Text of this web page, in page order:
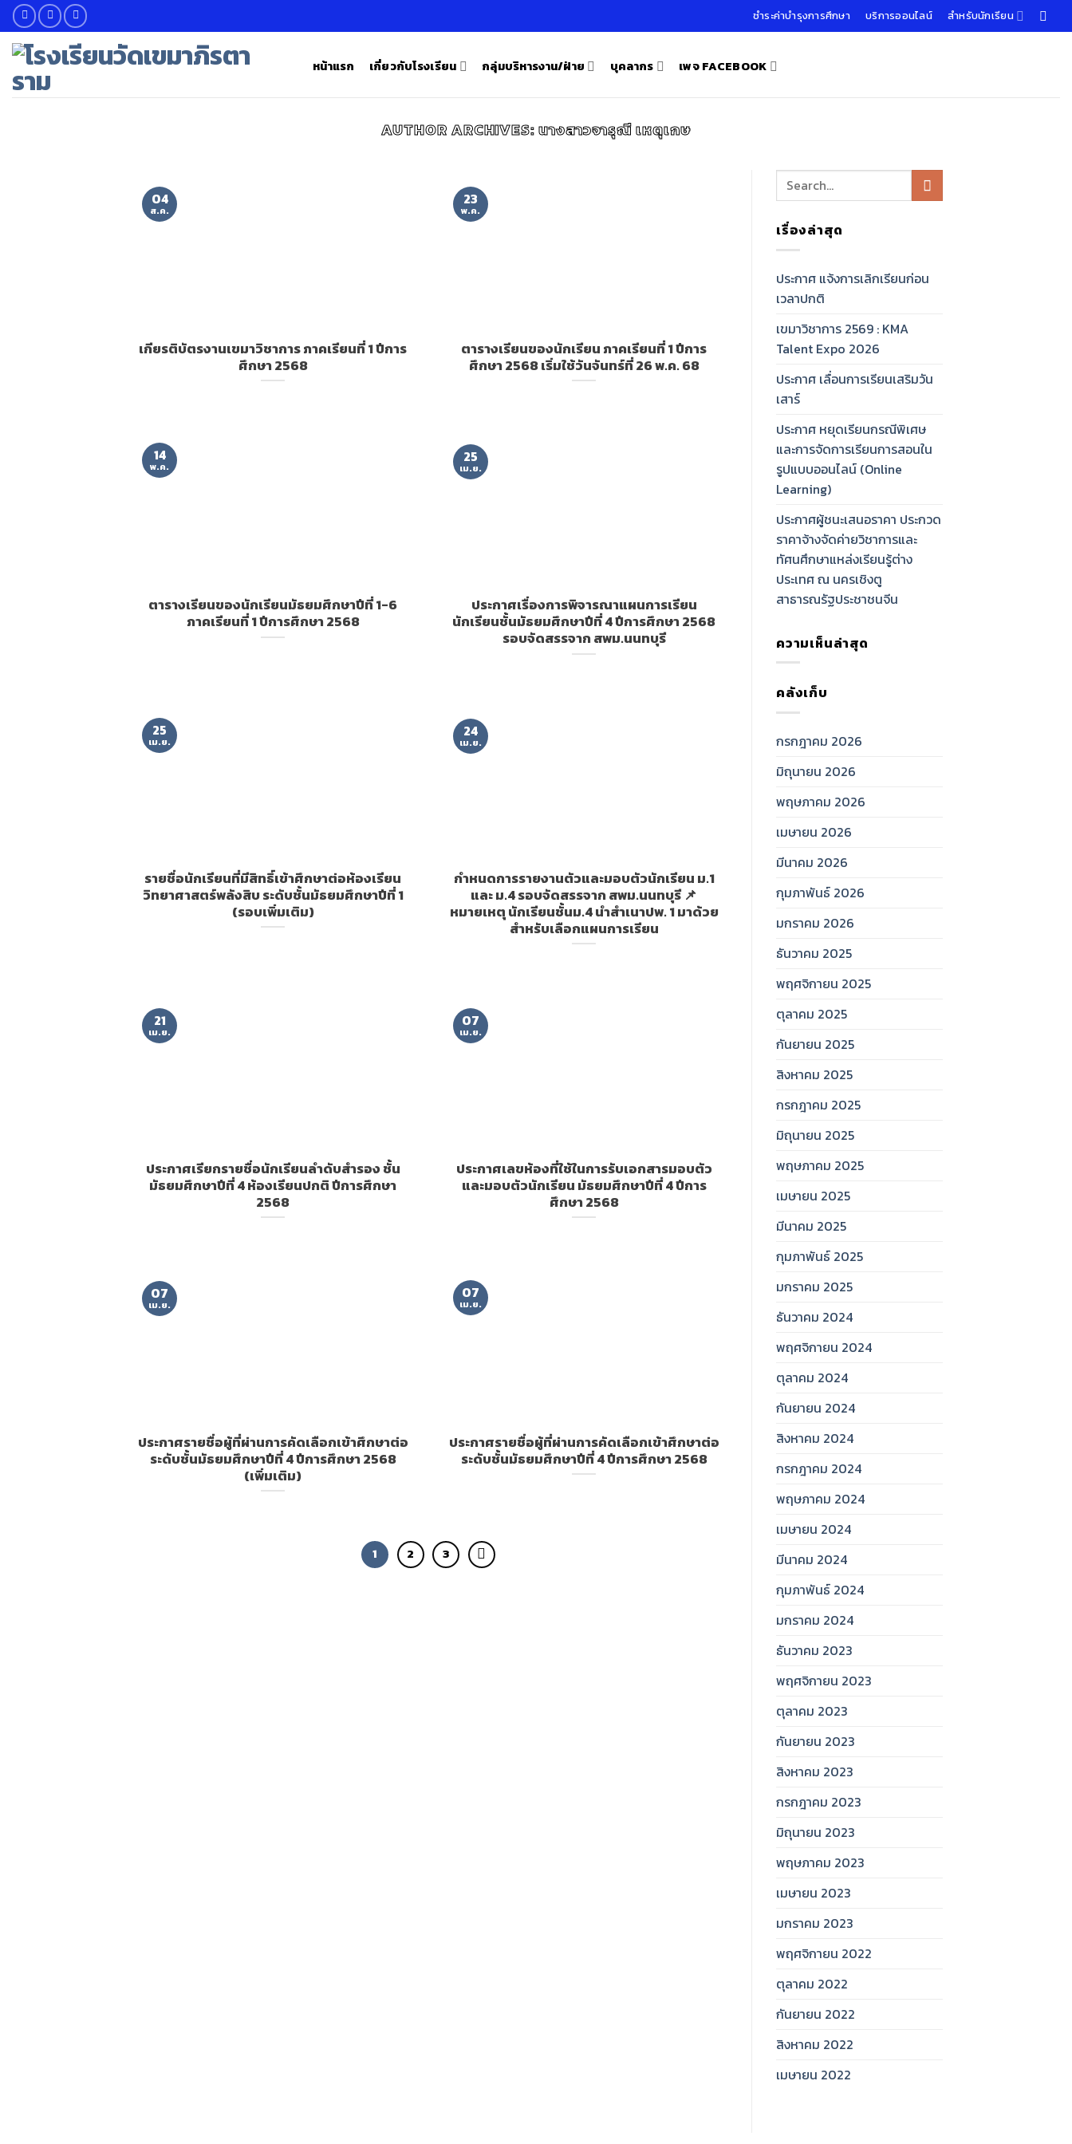
Skip
to
content
ชำระค่าบำรุงการศึกษา บริการออนไลน์ สำหรับนักเรียน
หน้าแรก เกี่ยวกับโรงเรียน กลุ่มบริหารงาน/ฝ่าย บุคลากร เพจ FACEBOOK
AUTHOR ARCHIVES:นางสาวจารุณี เหตุเกษ
เกียรติบัตรงานเขมาวิชาการ ภาคเรียนที่ 1 ปีการ
ศึกษา 2568
04
ส.ค.
ตารางเรียนของนักเรียน ภาคเรียนที่ 1 ปีการ
ศึกษา 2568 เริ่มใช้วันจันทร์ที่ 26 พ.ค. 68
23
พ.ค.
ตารางเรียนของนักเรียนมัธยมศึกษาปีที่ 1-6
ภาคเรียนที่ 1 ปีการศึกษา 2568
14
พ.ค.
ประกาศเรื่องการพิจารณาแผนการเรียน
นักเรียนชั้นมัธยมศึกษาปีที่ 4 ปีการศึกษา 2568
รอบจัดสรรจาก สพม.นนทบุรี
25
เม.ย.
รายชื่อนักเรียนที่มีสิทธิ์เข้าศึกษาต่อห้องเรียน
วิทยาศาสตร์พลังสิบ ระดับชั้นมัธยมศึกษาปีที่ 1
(รอบเพิ่มเติม)
25
เม.ย.
กำหนดการรายงานตัวและมอบตัวนักเรียน ม.1
และ ม.4 รอบจัดสรรจาก สพม.นนทบุรี
หมายเหตุ นักเรียนชั้นม.4 นำสำเนาปพ. 1 มาด้วย
สำหรับเลือกแผนการเรียน
24
เม.ย.
ประกาศเรียกรายชื่อนักเรียนลำดับสำรอง ชั้น
มัธยมศึกษาปีที่ 4 ห้องเรียนปกติ ปีการศึกษา
2568
21
เม.ย.
ประกาศเลขห้องที่ใช้ในการรับเอกสารมอบตัว
และมอบตัวนักเรียน มัธยมศึกษาปีที่ 4 ปีการ
ศึกษา 2568
07
เม.ย.
ประกาศรายชื่อผู้ที่ผ่านการคัดเลือกเข้าศึกษาต่อ
ระดับชั้นมัธยมศึกษาปีที่ 4 ปีการศึกษา 2568
(เพิ่มเติม)
07
เม.ย.
ประกาศรายชื่อผู้ที่ผ่านการคัดเลือกเข้าศึกษาต่อ
ระดับชั้นมัธยมศึกษาปีที่ 4 ปีการศึกษา 2568
07
เม.ย.
1 2 3
เรื่องล่าสุด
ประกาศ แจ้งการเลิกเรียนก่อน
เวลาปกติ
เขมาวิชาการ 2569 : KMA
Talent Expo 2026
ประกาศ เลื่อนการเรียนเสริมวัน
เสาร์
ประกาศ หยุดเรียนกรณีพิเศษ
และการจัดการเรียนการสอนใน
รูปแบบออนไลน์ (Online
Learning)
ประกาศผู้ชนะเสนอราคา ประกวด
ราคาจ้างจัดค่ายวิชาการและ
ทัศนศึกษาแหล่งเรียนรู้ต่าง
ประเทศ ณ นครเชิงตู
สาธารณรัฐประชาชนจีน
ความเห็นล่าสุด
คลังเก็บ
กรกฎาคม 2026
มิถุนายน 2026
พฤษภาคม 2026
เมษายน 2026
มีนาคม 2026
กุมภาพันธ์ 2026
มกราคม 2026
ธันวาคม 2025
พฤศจิกายน 2025
ตุลาคม 2025
กันยายน 2025
สิงหาคม 2025
กรกฎาคม 2025
มิถุนายน 2025
พฤษภาคม 2025
เมษายน 2025
มีนาคม 2025
กุมภาพันธ์ 2025
มกราคม 2025
ธันวาคม 2024
พฤศจิกายน 2024
ตุลาคม 2024
กันยายน 2024
สิงหาคม 2024
กรกฎาคม 2024
พฤษภาคม 2024
เมษายน 2024
มีนาคม 2024
กุมภาพันธ์ 2024
มกราคม 2024
ธันวาคม 2023
พฤศจิกายน 2023
ตุลาคม 2023
กันยายน 2023
สิงหาคม 2023
กรกฎาคม 2023
มิถุนายน 2023
พฤษภาคม 2023
เมษายน 2023
มกราคม 2023
พฤศจิกายน 2022
ตุลาคม 2022
กันยายน 2022
สิงหาคม 2022
เมษายน 2022